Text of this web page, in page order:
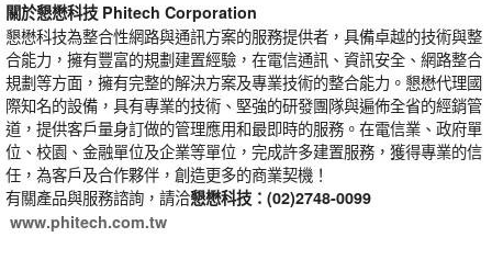
關於懇懋科技 Phitech Corporation
懇懋科技為整合性網路與通訊方案的服務提供者，具備卓越的技術與整
合能力，擁有豐富的規劃建置經驗，在電信通訊、資訊安全、網路整合
規劃等方面，擁有完整的解決方案及專業技術的整合能力。懇懋代理國
際知名的設備，具有專業的技術、堅強的研發團隊與遍佈全省的經銷管
道，提供客戶量身訂做的管理應用和最即時的服務。在電信業、政府單
位、校園、金融單位及企業等單位，完成許多建置服務，獲得專業的信
任，為客戶及合作夥伴，創造更多的商業契機！
有關產品與服務諮詢，請洽懇懋科技：(02)2748-0099
www.phitech.com.tw